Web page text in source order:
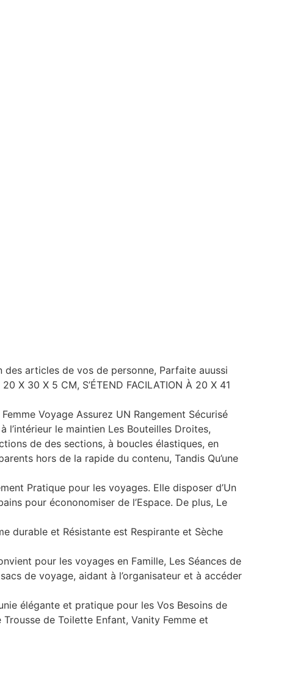
articles de vos de personne, Parfaite auussi
X 30 X 5 CM, S’ÉTEND FACILATION À 20 X 41
Voyage Assurez UN Rangement Sécurisé
l’intérieur le maintien Les Bouteilles Droites,
de des sections, à boucles élastiques, en
hors de la rapide du contenu, Tandis Qu’une
Pratique pour les voyages. Elle disposer d’Un
pour écononomiser de l’Espace. De plus, Le
durable et Résistante est Respirante et Sèche
pour les voyages en Famille, Les Séances de
de voyage, aidant à l’organisateur et à accéder
élégante et pratique pour les Vos Besoins de
de Toilette Enfant, Vanity Femme et